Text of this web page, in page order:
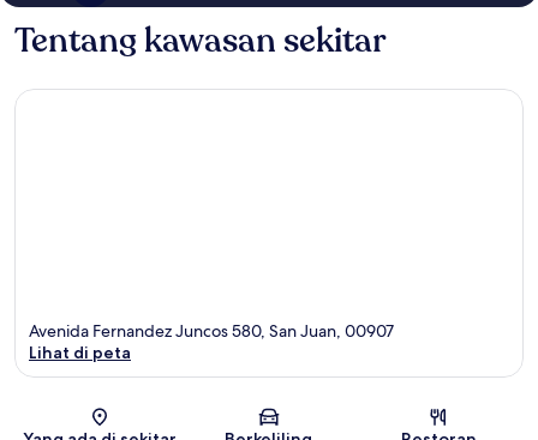
Tentang kawasan sekitar
Peta
Avenida Fernandez Juncos 580, San Juan, 00907
Lihat di peta